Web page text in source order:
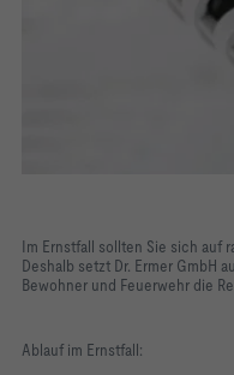
Im Ernstfall sollten Sie sich auf
Deshalb setzt Dr. Ermer GmbH
Bewohner und Feuerwehr die
Ablauf im Ernstfall: